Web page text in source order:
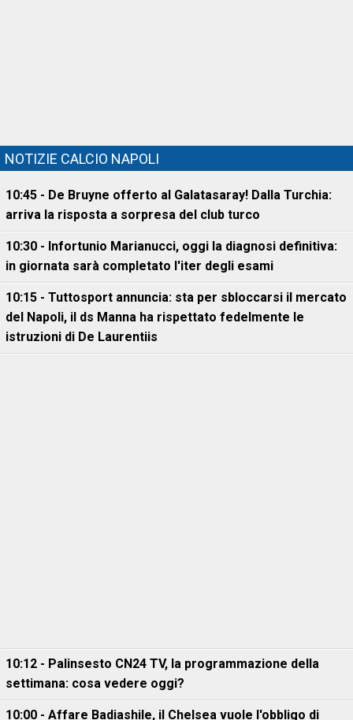
NOTIZIE CALCIO NAPOLI
10:45 - De Bruyne offerto al Galatasaray! Dalla Turchia:
arriva la risposta a sorpresa del club turco
10:30 - Infortunio Marianucci, oggi la diagnosi definitiva:
in giornata sarà completato l'iter degli esami
10:15 - Tuttosport annuncia: sta per sbloccarsi il mercato
del Napoli, il ds Manna ha rispettato fedelmente le
istruzioni di De Laurentiis
10:12 - Palinsesto CN24 TV, la programmazione della
settimana: cosa vedere oggi?
10:00 - Affare Badiashile, il Chelsea vuole l'obbligo di